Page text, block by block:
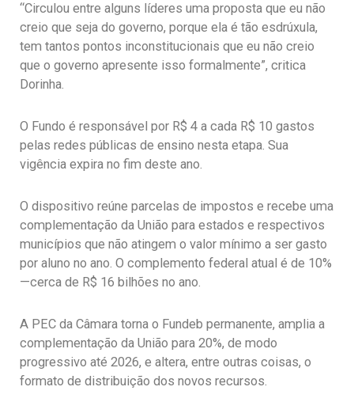
“Circulou entre alguns líderes uma proposta que eu não
creio que seja do governo, porque ela é tão esdrúxula,
tem tantos pontos inconstitucionais que eu não creio
que o governo apresente isso formalmente”, critica
Dorinha.
O Fundo é responsável por R$ 4 a cada R$ 10 gastos
pelas redes públicas de ensino nesta etapa. Sua
vigência expira no fim deste ano.
O dispositivo reúne parcelas de impostos e recebe uma
complementação da União para estados e respectivos
municípios que não atingem o valor mínimo a ser gasto
por aluno no ano. O complemento federal atual é de 10%
—cerca de R$ 16 bilhões no ano.
A PEC da Câmara torna o Fundeb permanente, amplia a
complementação da União para 20%, de modo
progressivo até 2026, e altera, entre outras coisas, o
formato de distribuição dos novos recursos.